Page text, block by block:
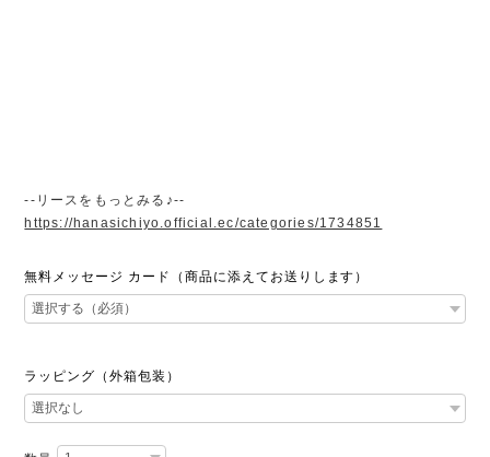
--リースをもっとみる♪--
https://hanasichiyo.official.ec/categories/1734851
無料メッセージ カード（商品に添えてお送りします）
ラッピング（外箱包装）